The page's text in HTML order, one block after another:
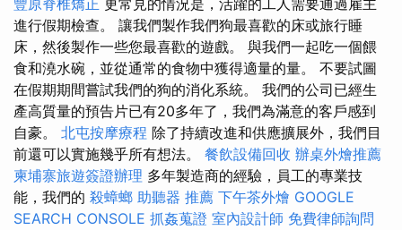
豐原脊椎矯正 更常見的情況是，活躍的工人需要通過雇主
進行假期檢查。 讓我們製作我們狗最喜歡的床或旅行睡
床，然後製作一些您最喜歡的遊戲。 與我們一起吃一個餵
食和澆水碗，並從通常的食物中獲得適量的量。 不要試圖
在假期期間嘗試我們的狗的消化系統。 我們的公司已經生
產高質量的預告片已有20多年了，我們為滿意的客戶感到
自豪。 北屯按摩療程 除了持續改進和供應擴展外，我們目
前還可以實施幾乎所有想法。 餐飲設備回收 辦桌外燴推薦
柬埔寨旅遊簽證辦理 多年製造商的經驗，員工的專業技
能，我們的 殺蟑螂 助聽器 推薦 下午茶外燴 GOOGLE
SEARCH CONSOLE 抓姦蒐證 室內設計師 免費律師詢問